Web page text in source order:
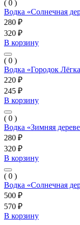
( 0 )
Водка «Солнечная
280 ₽
320 ₽
В корзину
( 0 )
Водка «Городок
220 ₽
245 ₽
В корзину
( 0 )
Водка «Зимняя
280 ₽
320 ₽
В корзину
( 0 )
Водка «Солнечная
500 ₽
570 ₽
В корзину